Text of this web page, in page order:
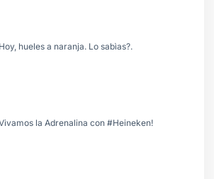
Hoy, hueles a naranja. Lo sabìas?.
la Adrenalina con #Heineken!